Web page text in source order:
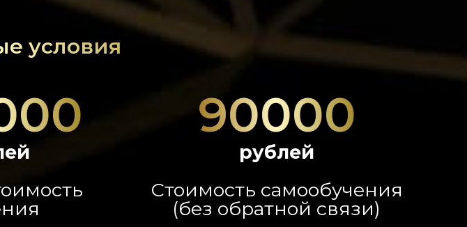
условия
90000
рублей
Стоимость самообучения
(без обратной связи)